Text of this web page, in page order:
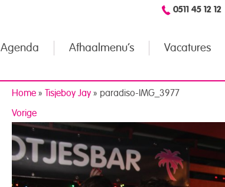
0511 45 12 12
Agenda Afhaalmenu’s Vacatures
Home » Tisjeboy Jay » paradiso-IMG_3977
Vorige